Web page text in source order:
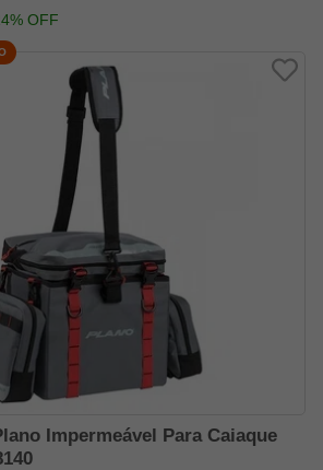
OFF
Impermeável Para Caiaque